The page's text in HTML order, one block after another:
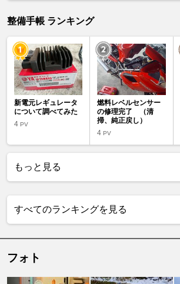
整備手帳 ランキング
新電元レギュレータ
について調べてみた
4 PV
燃料レベルセンサー
の修理完了 （清
掃、純正戻し）
4PV
もっと見る
すべてのランキングを見る
フォト